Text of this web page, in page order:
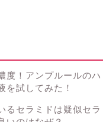
度！アンプルールのハ
を試してみた！
るセラミドは疑似セラ